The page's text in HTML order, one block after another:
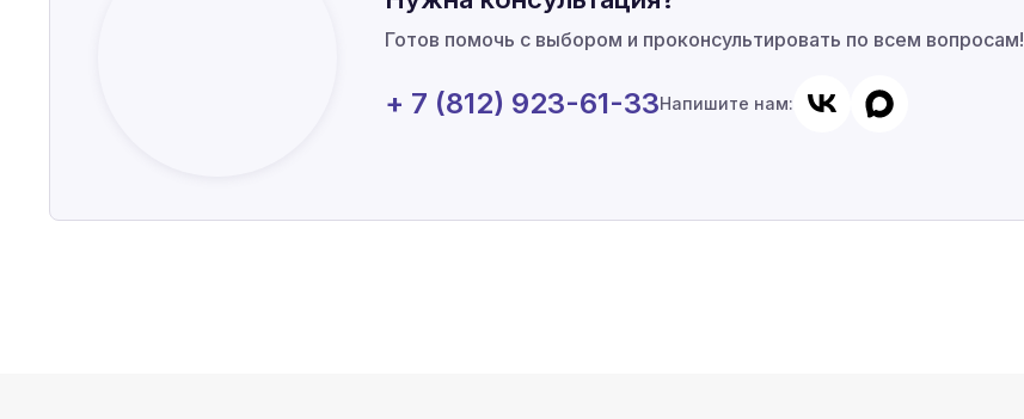
Готов помочь с выбором и проконсультировать по всем вопросам!
+ 7 (812) 923-61-33Напишите нам: